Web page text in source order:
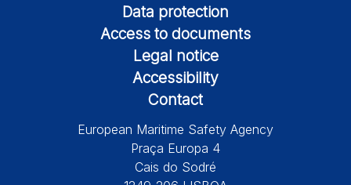
Data protection
Access to documents
Legal notice
Accessibility
Contact
European Maritime Safety Agency
Praça Europa 4
Cais do Sodré